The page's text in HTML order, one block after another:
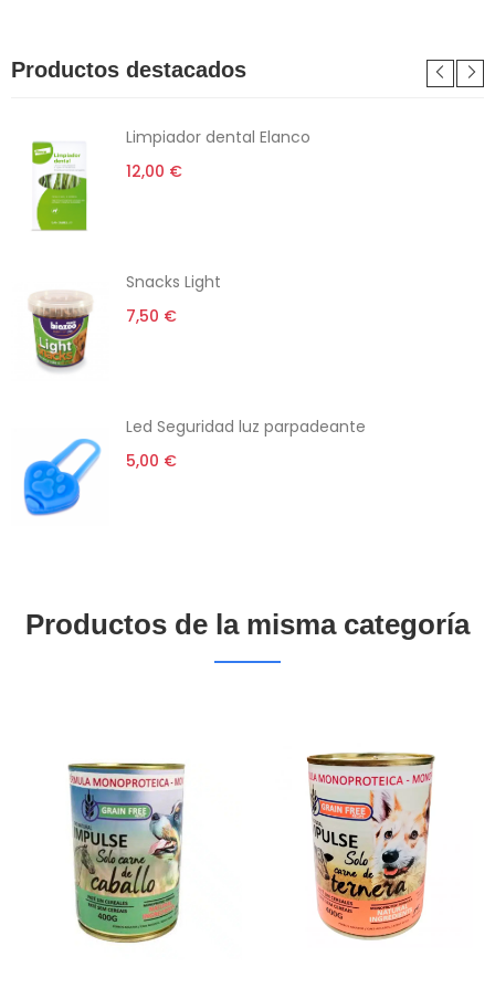
Productos destacados
Limpiador dental Elanco
12,00 €
Snacks Light
7,50 €
Led Seguridad luz parpadeante
5,00 €
Productos de la misma categoría